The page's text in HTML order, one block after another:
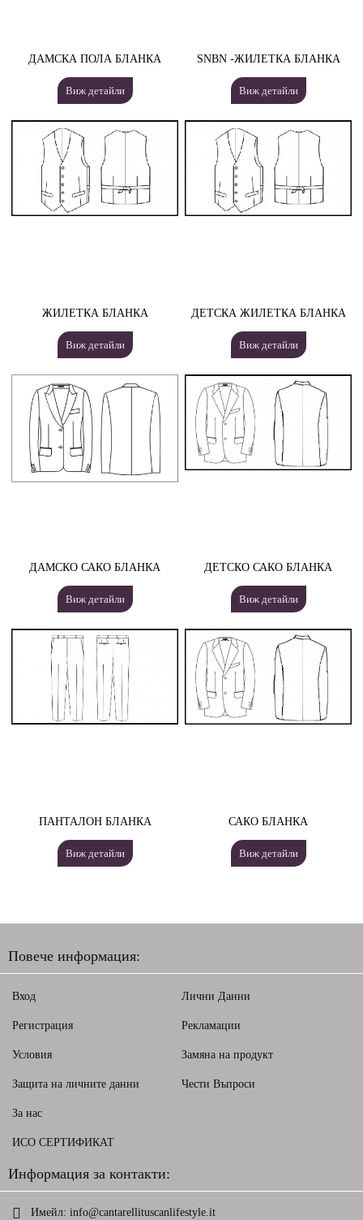
ДАМСКА ПОЛА БЛАНКА
Виж детайли
SNBN -ЖИЛЕТКА БЛАНКА
Виж детайли
ЖИЛЕТКА БЛАНКА
Виж детайли
ДЕТСКА ЖИЛЕТКА БЛАНКА
Виж детайли
ДАМСКО САКО БЛАНКА
Виж детайли
ДЕТСКО САКО БЛАНКА
Виж детайли
ПАНТАЛОН БЛАНКА
Виж детайли
САКО БЛАНКА
Виж детайли
Повече информация:
Вход
Регистрация
Условия
Защита на личните данни
Лични Данни
Рекламации
Замяна на продукт
Чести Въпроси
За нас
ИСО СЕРТИФИКАТ
Информация за контакти:
Имейл: info@cantarellituscanlifestyle.it